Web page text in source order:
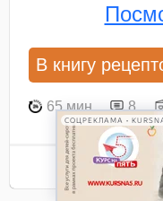
В книгу
65 мин 8
СОЦРЕКЛАМА •